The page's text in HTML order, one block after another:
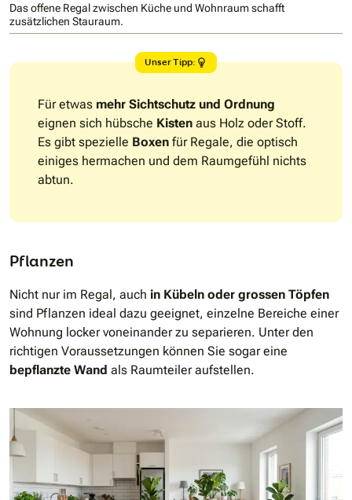
Das offene Regal zwischen Küche und Wohnraum schafft
zusätzlichen Stauraum.
Unser Tipp:
Für etwas mehr Sichtschutz und Ordnung
eignen sich hübsche Kisten aus Holz oder Stoff.
Es gibt spezielle Boxen für Regale, die optisch
einiges hermachen und dem Raumgefühl nichts
abtun.
Pflanzen
Nicht nur im Regal, auch in Kübeln oder grossen Töpfen
sind Pflanzen ideal dazu geeignet, einzelne Bereiche einer
Wohnung locker voneinander zu separieren. Unter den
richtigen Voraussetzungen können Sie sogar eine
bepflanzte Wand als Raumteiler aufstellen.